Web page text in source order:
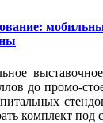
до промо-
комплект под